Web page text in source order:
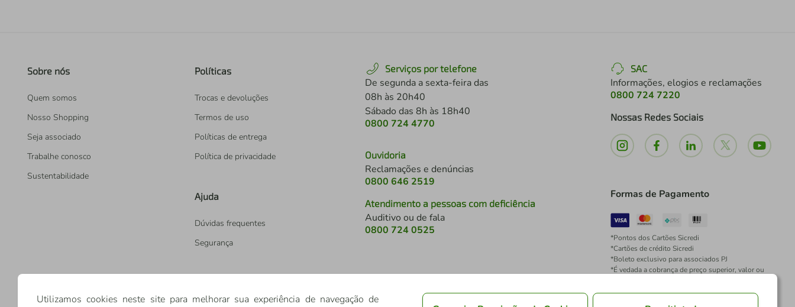
Sobre nós
Quem somos
Nosso Shopping
Seja associado
Trabalhe conosco
Sustentabilidade
Políticas
Trocas e devoluções
Termos de uso
Políticas de entrega
Política de privacidade
Ajuda
Dúvidas frequentes
Segurança
Serviços por telefone
De segunda a sexta-feira das
08h às 20h40
Sábado das 8h às 18h40
0800 724 4770
Ouvidoria
Reclamações e denúncias
0800 646 2519
Atendimento a pessoas com deficiência
Auditivo ou de fala
0800 724 0525
SAC
Informações, elogios e reclamações
0800 724 7220
Nossas Redes Sociais
Formas de Pagamento
*Pontos dos Cartões Sicredi
*Cartões de crédito Sicredi
*Boleto exclusivo para associados PJ
*É vedada a cobrança de preço superior, valor ou
Pix à vista.
Utilizamos cookies neste site para melhorar sua experiência de navegação de